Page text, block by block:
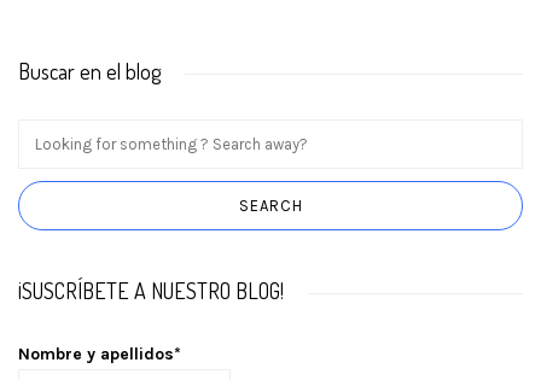
Buscar en el blog
¡SUSCRÍBETE A NUESTRO BLOG!
Nombre y apellidos*